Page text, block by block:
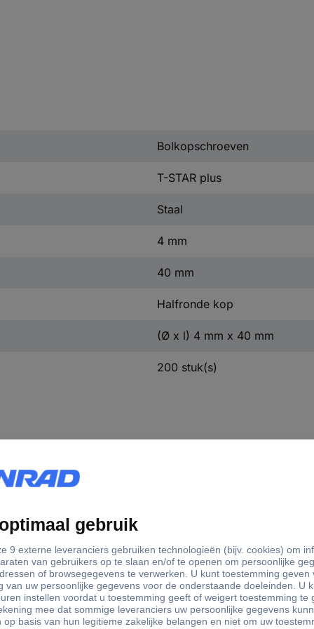
Bolkopschroeven
T-STAR plus
Staal
4 mm
40 mm
Halfronde kop
(Ø x l) 4 mm x 40 mm
200 stuk(s)
3.5 mm